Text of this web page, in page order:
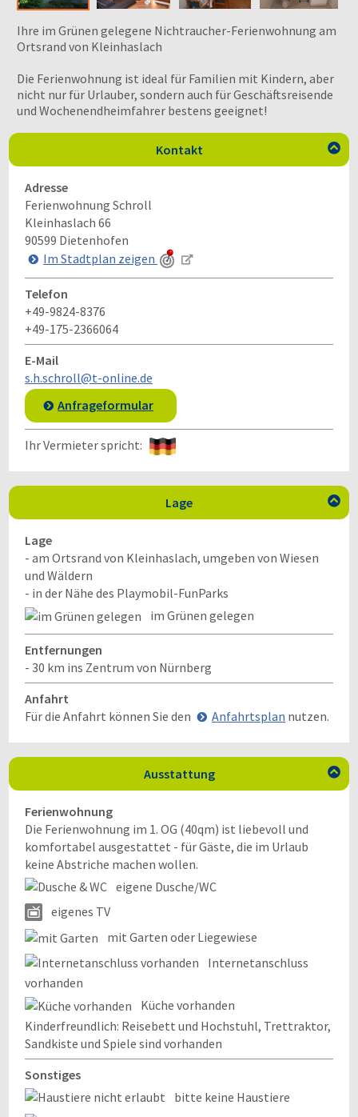
Ihre im Grünen gelegene Nichtraucher-Ferienwohnung am
Ortsrand von Kleinhaslach
Die Ferienwohnung ist ideal für Familien mit Kindern, aber
nicht nur für Urlauber, sondern auch für Geschäftsreisende
und Wochenendheimfahrer bestens geeignet!
Kontakt 
Adresse
Ferienwohnung Schroll
Kleinhaslach 66
90599 Dietenhofen
Im Stadtplan zeigen
Telefon
+49-9824-8376
+49-175-2366064
E-Mail
s.h.schroll@t-online.de
Anfrageformular
Ihr Vermieter spricht:
Lage 
Lage
- am Ortsrand von Kleinhaslach, umgeben von Wiesen
und Wäldern
- in der Nähe des Playmobil-FunParks
im Grünen gelegen
Entfernungen
- 30 km ins Zentrum von Nürnberg
Anfahrt
Für die Anfahrt können Sie den
Anfahrtsplan nutzen.
Ausstattung 
Ferienwohnung
Die Ferienwohnung im 1. OG (40qm) ist liebevoll und
komfortabel ausgestattet - für Gäste, die im Urlaub
keine Abstriche machen wollen.
eigene Dusche/WC
eigenes TV
mit Garten oder Liegewiese
Internetanschluss
vorhanden
Küche vorhanden
Kinderfreundlich: Reisebett und Hochstuhl, Trettraktor,
Sandkiste und Spiele sind vorhanden
Sonstiges
bitte keine Haustiere